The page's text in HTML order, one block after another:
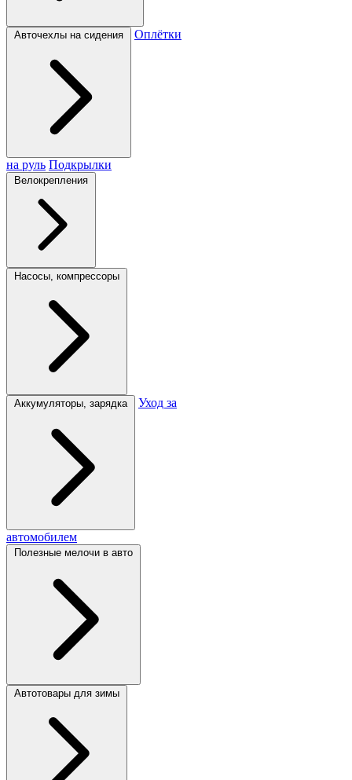
Авточехлы на сидения Оплётки
на руль Подкрылки
Велокрепления
Насосы, компрессоры
Аккумуляторы, зарядка Уход за
автомобилем
Полезные мелочи в авто
Автотовары для зимы